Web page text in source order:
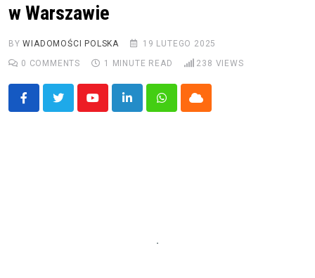
w Warszawie
BYWIADOMOŚCI POLSKA
19 LUTEGO 2025
0 COMMENTS 1 MINUTE READ 238 VIEWS
YoutubeLinkedInWhatsappCloud